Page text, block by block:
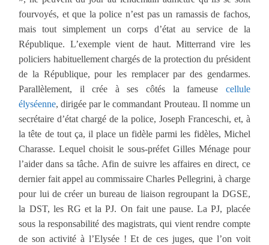
fourvoyés, et que la police n’est pas un ramassis de fachos,
mais tout simplement un corps d’état au service de la
République. L’exemple vient de haut. Mitterrand vire les
policiers habituellement chargés de la protection du président
de la République, pour les remplacer par des gendarmes.
Parallèlement, il crée à ses côtés la fameuse cellule
élyséenne, dirigée par le commandant Prouteau. Il nomme un
secrétaire d’état chargé de la police, Joseph Franceschi, et, à
la tête de tout ça, il place un fidèle parmi les fidèles, Michel
Charasse. Lequel choisit le sous-préfet Gilles Ménage pour
l’aider dans sa tâche. Afin de suivre les affaires en direct, ce
dernier fait appel au commissaire Charles Pellegrini, à charge
pour lui de créer un bureau de liaison regroupant la DGSE,
la DST, les RG et la PJ. On fait une pause. La PJ, placée
sous la responsabilité des magistrats, qui vient rendre compte
de son activité à l’Elysée ! Et de ces juges, que l’on voit